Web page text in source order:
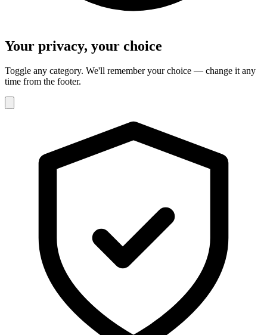
Your privacy, your choice
Toggle any category. We'll remember your choice — change it any
time from the footer.